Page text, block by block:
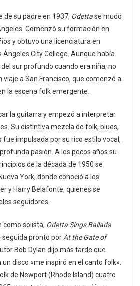
de su padre en 1937, Odettase mudó
Comenzó su formación en
y obtuvo una licenciatura en
Ángeles City College. Aunque había
sur profundo cuando era niña, no
viaje a San Francisco, que comenzó a
la escena folk emergente.
la guitarra y empezó a interpretar
Su distintiva mezcla de folk, blues,
fue impulsada por su rico estilo vocal,
pasión. A los pocos años su
de la década de 1950 se
York, donde conoció a los
y Harry Belafonte, quienes se
seguidores.
como solista, Odetta Sings Ballads
seguida pronto por At the Gate of
Bob Dylan dijo más tarde que
disco «me inspiró en el canto folk».
de Newport (Rhode Island) cuatro